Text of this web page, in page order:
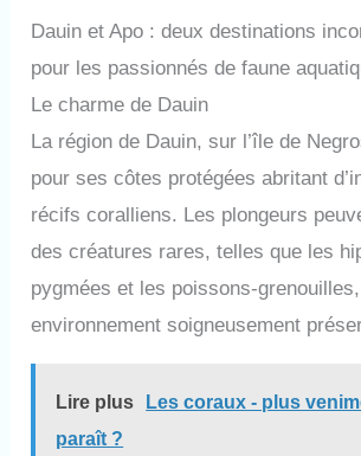
Dauin et Apo : deux destinations
pour les passionnés de faune
Le charme de Dauin
La région de Dauin, sur l’île de
pour ses côtes protégées abritant
récifs coralliens. Les plongeurs
des créatures rares, telles que les
pygmées et les poissons-
environnement soigneusement
Lire plus
Les coraux - plus
paraît ?